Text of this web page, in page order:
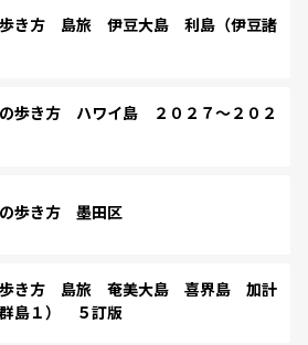
き方 島旅 伊豆大島 利島（伊豆諸
歩き方 ハワイ島 ２０２７～２０２
歩き方 墨田区
き方 島旅 奄美大島 喜界島 加計
島１） ５訂版